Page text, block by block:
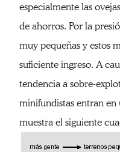
especialmente las
de ahorros. Por la
muy pequeñas y estos
suficiente ingreso. A
tendencia a sobre-
minifundistas entran
muestra el siguiente